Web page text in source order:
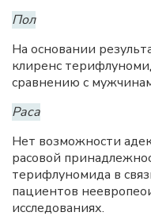
Пол
На основании
клиренс
сравнению с
Раса
Нет возможности
расовой
терифлуномида в
пациентов
исследованиях.